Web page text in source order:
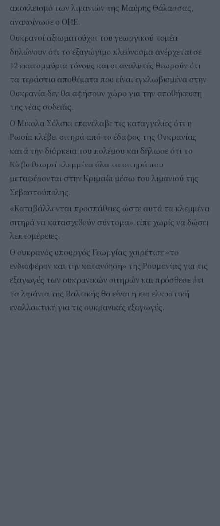
αποκλεισμό των λιμανιών της Μαύρης Θάλασσας,
ανακοίνωσε ο ΟΗΕ.
Ουκρανοί αξιωματούχοι του γεωργικού τομέα
δηλώνουν ότι το εξαγώγιμο πλεόνασμα ανέρχεται σε
12 εκατομμύρια τόνους και οι αναλυτές θεωρούν ότι
τα τεράστια αποθέματα που είναι εγκλωβισμένα στην
Ουκρανία δεν θα αφήσουν χώρο για την αποθήκευση
της νέας σοδειάς.
Ο Μίκολα Σόλσκι επανέλαβε τις καταγγελίες ότι η
Ρωσία κλέβει σιτηρά από το έδαφος της Ουκρανίας
κατά την διάρκεια του πολέμου και δήλωσε ότι το
Κίεβο θεωρεί κλεμμένα όλα τα σιτηρά που
μεταφέρονται στην Κριμαία μέσω του λιμανιού της
Σεβαστούπολης.
«Καταβάλλονται προσπάθειες ώστε αυτά τα κλεμμένα
σιτηρά να κατασχεθούν σύντομα», είπε χωρίς να δώσει
λεπτομέρειες.
Ο ουκρανός υπουργός Γεωργίας χαιρέτισε «το
ενδιαφέρον και την κατανόηση» της Ρουμανίας για τις
εξαγωγές των ουκρανικών σιτηρών και πρόσθεσε ότι
τα λιμάνια της Βαλτικής θα είναι η πιο ελκυστική
εναλλακτική για τις ουκρανικές εξαγωγές.